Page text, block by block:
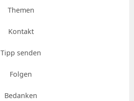
Themen
Kontakt
Tipp senden
Folgen
Bedanken